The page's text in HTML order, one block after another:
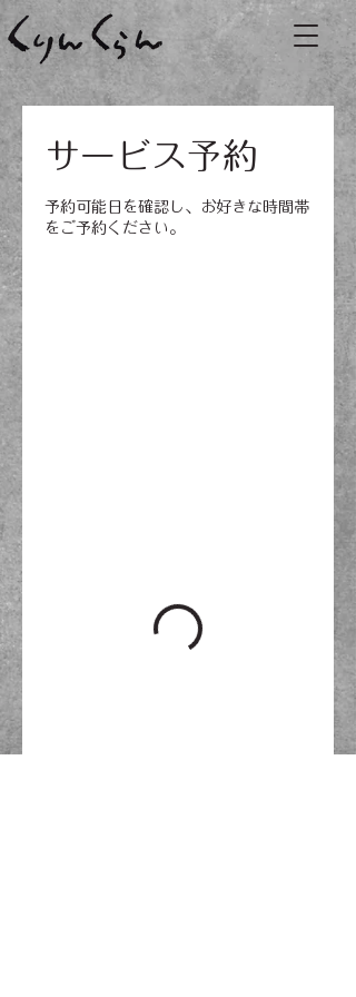
サービス予約
予約可能日を確認し、お好きな時間帯
をご予約ください。